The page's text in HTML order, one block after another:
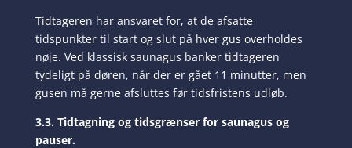
Tidtageren har ansvaret for, at de afsatte
tidspunkter til start og slut på hver gus overholdes
nøje. Ved klassisk saunagus banker tidtageren
tydeligt på døren, når der er gået 11 minutter, men
gusen må gerne afsluttes før tidsfristens udløb.
3.3. Tidtagning og tidsgrænser for saunagus og
pauser.